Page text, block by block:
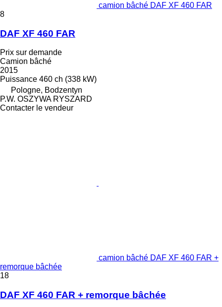
camion bâché DAF XF 460 FAR
8
DAF XF 460 FAR
Prix sur demande
Camion bâché
2015
Puissance 460 ch (338 kW)
Pologne, Bodzentyn
P.W. OSZYWA RYSZARD
Contacter le vendeur
camion bâché DAF XF 460 FAR +
remorque bâchée
18
DAF XF 460 FAR + remorque bâchée